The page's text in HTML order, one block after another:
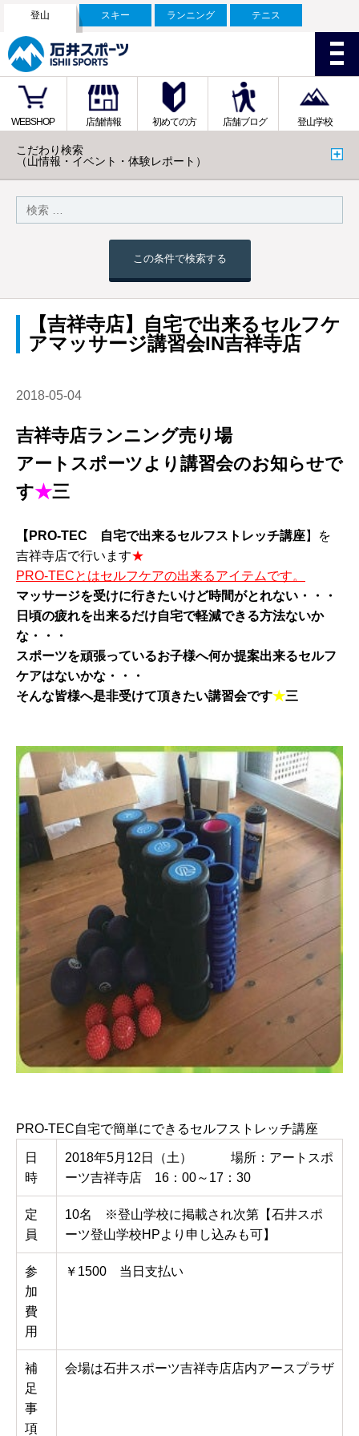
登山 スキー ランニング テニス
WEBSHOP 店舗情報 初めての方 店舗ブログ 登山学校
こだわり検索
（山情報・イベント・体験レポート）
この条件で検索する
【吉祥寺店】自宅で出来るセルフケ
アマッサージ講習会IN吉祥寺店
2018-05-04
吉祥寺店ランニング売り場
アートスポーツより講習会のお知らせで
す★三
【PRO-TEC 自宅で出来るセルフストレッチ講座】を
吉祥寺店で行います★
PRO-TECとはセルフケアの出来るアイテムです。
マッサージを受けに行きたいけど時間がとれない・・・
日頃の疲れを出来るだけ自宅で軽減できる方法ないか
な・・・
スポーツを頑張っているお子様へ何か提案出来るセルフ
ケアはないかな・・・
そんな皆様へ是非受けて頂きたい講習会です★三
PRO‐TEC自宅で簡単にできるセルフストレッチ講座
日
時
2018年5月12日（土） 場所：アートスポ
ーツ吉祥寺店 16：00～17：30
定
員
10名 ※登山学校に掲載され次第【石井スポ
ーツ登山学校HPより申し込みも可】
参
加
費
用
￥1500 当日支払い
補
足
事
項
会場は石井スポーツ吉祥寺店店内アースプラザ